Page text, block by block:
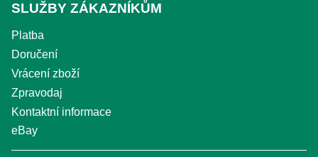
SLUŽBY ZÁKAZNÍKŮM
Platba
Doručení
Vrácení zboží
Zpravodaj
Kontaktní informace
eBay